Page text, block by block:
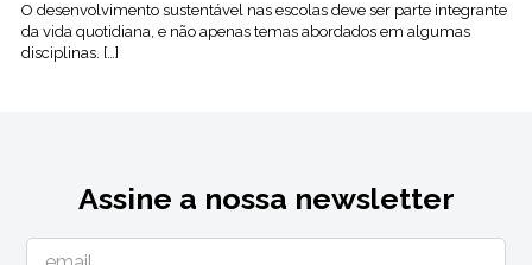
O desenvolvimento sustentável nas escolas deve ser parte integrante
da vida quotidiana, e não apenas temas abordados em algumas
disciplinas. […]
Assine a nossa newsletter